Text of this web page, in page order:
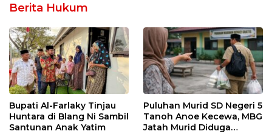
Berita Hukum
Bupati Al-Farlaky Tinjau
Huntara di Blang Ni Sambil
Santunan Anak Yatim
Puluhan Murid SD Negeri 5
Tanoh Anoe Kecewa, MBG
Jatah Murid Diduga